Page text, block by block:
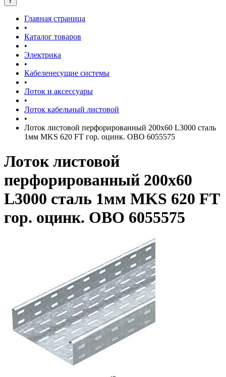
Главная страница
•
Каталог товаров
•
Электрика
•
Кабеленесущие системы
•
Лоток и аксессуары
•
Лоток кабельный листовой
•
Лоток листовой перфорированный 200х60 L3000 сталь
1мм MKS 620 FT гор. оцинк. OBO 6055575
Лоток листовой
перфорированный 200х60
L3000 сталь 1мм MKS 620 FT
гор. оцинк. OBO 6055575